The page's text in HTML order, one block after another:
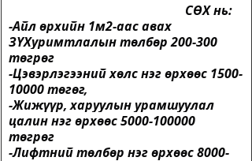
                                                        СӨХ нь:
-Айл өрхийн 1м2-аас авах
ЗҮХуримтлалын төлбөр 200-300
төгрөг
-Цэвэрлэгээний хөлс нэг өрхөөс 1500-
10000 төгөг,
-Жижүүр, харуулын урамшуулал
цалин нэг өрхөөс 5000-100000
төгрөг
-Лифтний төлбөр нэг өрхөөс 8000-